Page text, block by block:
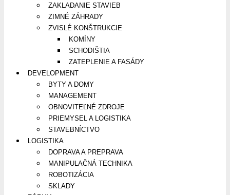
ZAKLADANIE STAVIEB
ZIMNÉ ZÁHRADY
ZVISLÉ KONŠTRUKCIE
KOMÍNY
SCHODIŠTIA
ZATEPLENIE A FASÁDY
DEVELOPMENT
BYTY A DOMY
MANAGEMENT
OBNOVITEĽNÉ ZDROJE
PRIEMYSEL A LOGISTIKA
STAVEBNÍCTVO
LOGISTIKA
DOPRAVA A PREPRAVA
MANIPULAČNÁ TECHNIKA
ROBOTIZÁCIA
SKLADY